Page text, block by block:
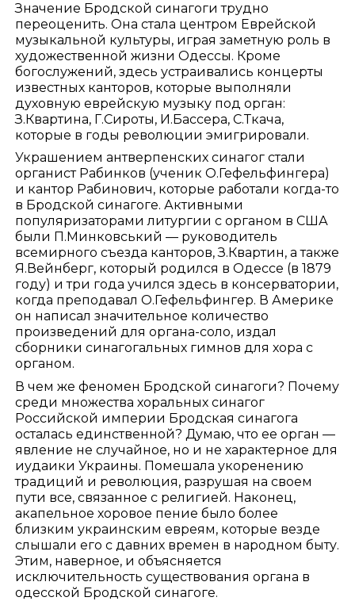
Значение Бродской синагоги трудно
переоценить. Она стала центром Еврейской
музыкальной культуры, играя заметную роль в
художественной жизни Одессы. Кроме
богослужений, здесь устраивались концерты
известных канторов, которые выполняли
духовную еврейскую музыку под орган:
З.Квартина, Г.Сироты, И.Бассера, С.Ткача,
которые в годы революции эмигрировали.
Украшением антверпенских синагог стали
органист Рабинков (ученик О.Гефельфингера)
и кантор Рабинович, которые работали когда-то
в Бродской синагоге. Активными
популяризаторами литургии с органом в США
были П.Минковський — руководитель
всемирного съезда канторов, З.Квартин, а также
Я.Вейнберг, который родился в Одессе (в 1879
году) и три года учился здесь в консерватории,
когда преподавал О.Гефельфингер. В Америке
он написал значительное количество
произведений для органа-соло, издал
сборники синагогальных гимнов для хора с
органом.
В чем же феномен Бродской синагоги? Почему
среди множества хоральных синагог
Российской империи Бродская синагога
осталась единственной? Думаю, что ее орган —
явление не случайное, но и не характерное для
иудаики Украины. Помешала укоренению
традиций и революция, разрушая на своем
пути все, связанное с религией. Наконец,
акапельное хоровое пение было более
близким украинским евреям, которые везде
слышали его с давних времен в народном быту.
Этим, наверное, и объясняется
исключительность существования органа в
одесской Бродской синагоге.